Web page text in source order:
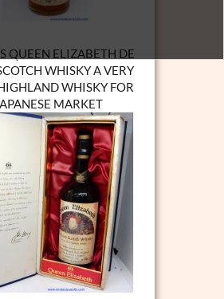
QUEEN ELIZABETH DE
WHISKY A VERY
WHISKY FOR
MARKET